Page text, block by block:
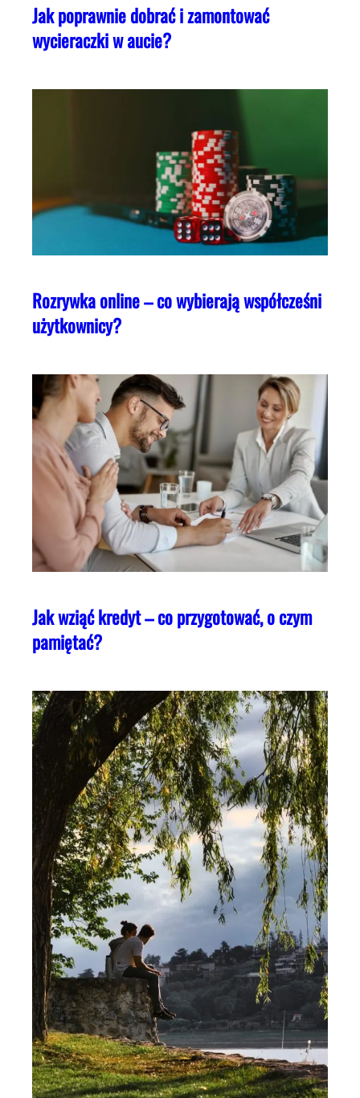
Jak poprawnie dobrać i zamontować
wycieraczki w aucie?
Rozrywka online – co wybierają współcześni
użytkownicy?
Jak wziąć kredyt – co przygotować, o czym
pamiętać?